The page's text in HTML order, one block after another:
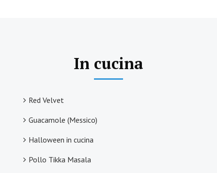
In cucina
Red Velvet
Guacamole (Messico)
Halloween in cucina
Pollo Tikka Masala